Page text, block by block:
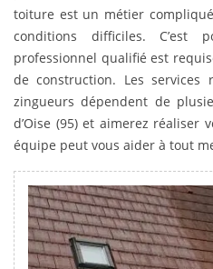
toiture est un métier
conditions difficiles. C’est
professionnel qualifié est
de construction. Les
zingueurs dépendent de
d’Oise (95) et aimerez réaliser
équipe peut vous aider à tout